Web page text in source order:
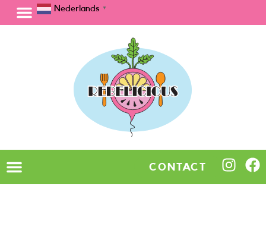
Nederlands ▼
CONTACT